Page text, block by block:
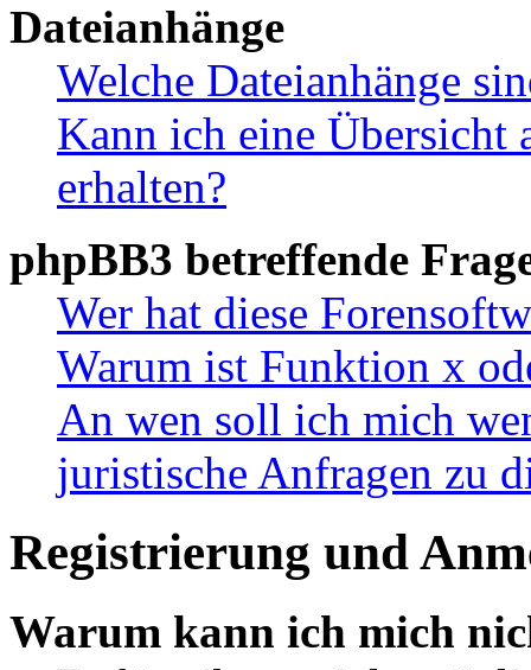
Dateianhänge
Welche Dateianhänge
Kann ich eine Übersicht
erhalten?
phpBB3 betreffende
Wer hat diese
Warum ist Funktion x
An wen soll ich mich
juristische Anfragen zu
Registrierung und
Warum kann ich mich